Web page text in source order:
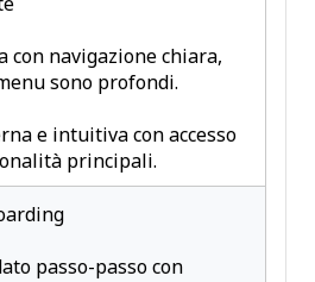
con navigazione chiara,
sono profondi.
e intuitiva con accesso
principali.
passo-passo con